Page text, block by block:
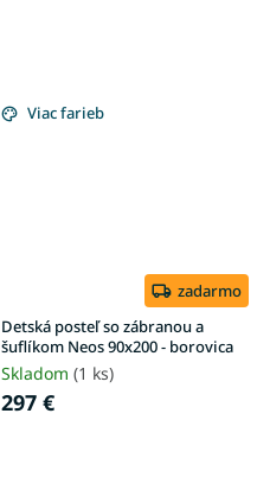
Viac farieb
zadarmo
Detská posteľ so zábranou a
šuflíkom Neos 90x200 - borovica
Skladom (1 ks)
297 €